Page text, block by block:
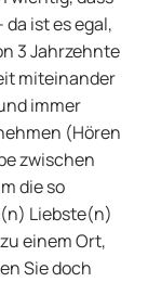
ist es egal,
3 Jahrzehnte
miteinander
immer
(Hören
zwischen
die so
Liebste(n)
einem Ort,
Sie doch